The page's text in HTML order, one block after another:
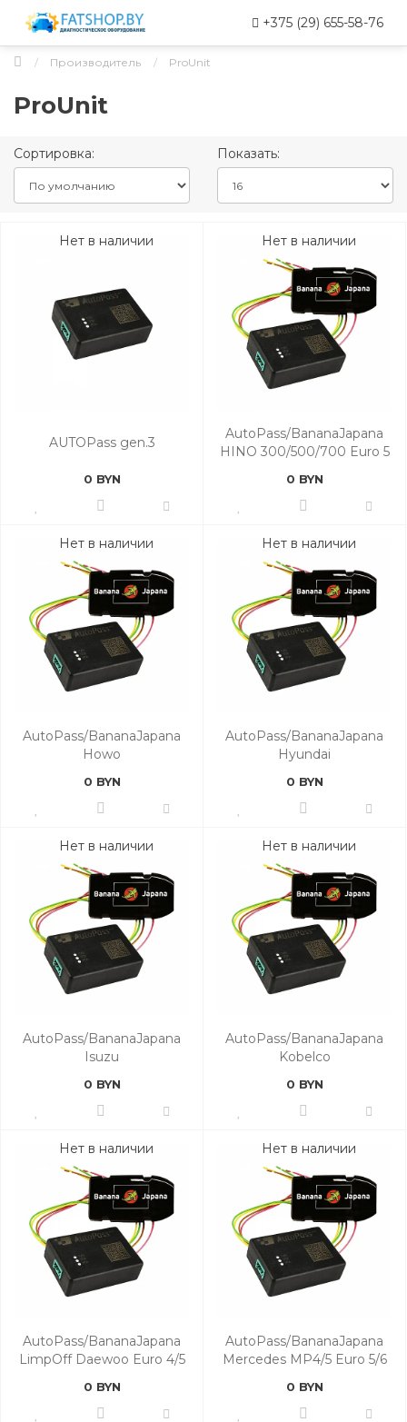
+375 (29) 655-58-76
Производитель ProUnit
ProUnit
Сортировка: Показать:
Нет в наличии
AUTOPass gen.3
0 BYN
Нет в наличии
AutoPass/BananaJapana
HINO 300/500/700 Euro 5
0 BYN
Нет в наличии
AutoPass/BananaJapana
Howo
0 BYN
Нет в наличии
AutoPass/BananaJapana
Hyundai
0 BYN
Нет в наличии
AutoPass/BananaJapana
Isuzu
0 BYN
Нет в наличии
AutoPass/BananaJapana
Kobelco
0 BYN
Нет в наличии
AutoPass/BananaJapana
LimpOff Daewoo Euro 4/5
0 BYN
Нет в наличии
AutoPass/BananaJapana
Mercedes MP4/5 Euro 5/6
0 BYN